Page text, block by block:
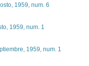
1959, num. 6
1959, num. 1
1959, num. 1